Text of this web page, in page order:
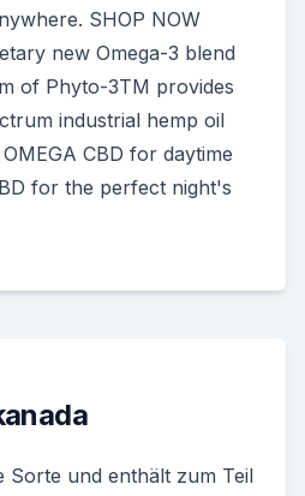
SHOP NOW
new Omega-3 blend
of Phyto-3TM provides
industrial hemp oil
CBD for daytime
for the perfect night's
Sorte und enthält zum Teil